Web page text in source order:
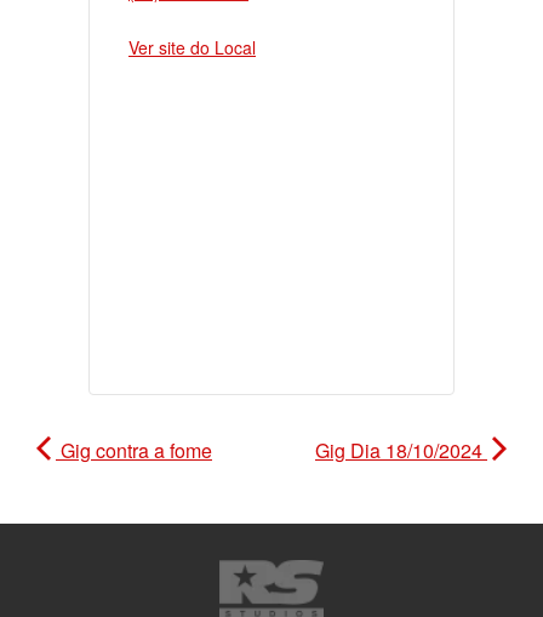
Ver site do Local
Gig contra a fome Gig Dia 18/10/2024